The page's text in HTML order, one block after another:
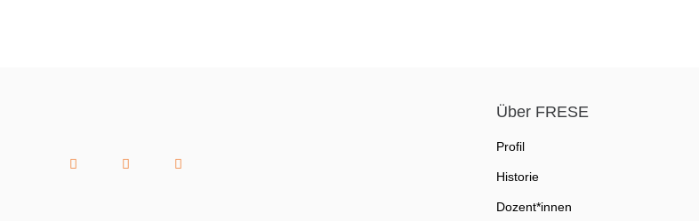
Über FRESE
Profil
Historie
Dozent*innen